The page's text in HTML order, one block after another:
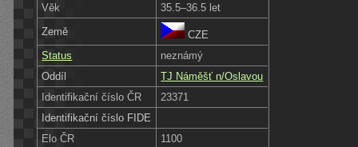
Věk
35.5–36.5 let
Země
CZE
Status
neznámý
Oddíl
TJ Náměšť n/Oslavou
Identifikační číslo ČR
23371
Identifikační číslo FIDE
Elo ČR
1100